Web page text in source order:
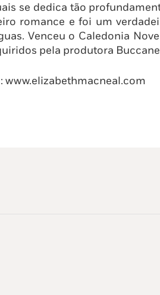
se dedica tão
romance e foi um
Venceu o Caledonia
pela produtora
: www.elizabethmacneal.com